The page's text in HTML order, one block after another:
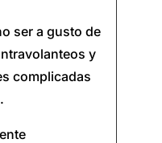
ser a gusto de
y
complicadas